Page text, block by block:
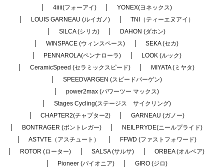
4iiii(フォーアイ)
YONEX(ヨネックス)
LOUIS GARNEAU (ルイガノ)
TNI（ティーエヌアイ）
SILCA (シリカ)
DAHON (ダホン)
WINSPACE (ウィンスペース)
SEKA (セカ)
PENNAROLA(ペンナローラ)
LOOK (ルック)
CeramicSpeed (セラミックスピード)
MIYATA (ミヤタ)
SPEEDVARGEN (スピードバーゲン)
power2max (パワーツー マックス)
Stages Cycling(ステージス サイクリング)
CHAPTER2(チャプター2)
GARNEAU (ガノー)
BONTRAGER (ボントレガー)
NEILPRYDE(ニールプライド)
ASTVTE（アスチュート）
FFWD (ファストフォワード)
ROTOR (ローター)
SALSA (サルサ)
ORBEA (オルベア)
Pioneer (パイオニア)
GIRO (ジロ)